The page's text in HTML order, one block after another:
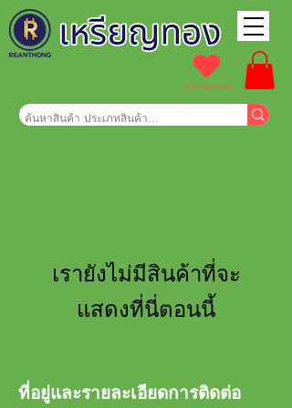
รายการโปรดของฉัน
เรายังไม่มีสินค้าที่จะ
แสดงที่นี่ตอนนี้
ที่อยู่และรายละเอียดการติดต่อ